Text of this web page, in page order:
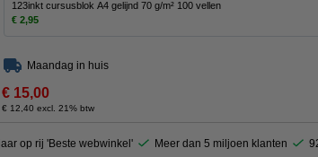
123inkt cursusblok A4 gelijnd 70 g/m² 100 vellen
€ 2,95
Maandag in huis
€ 15,00
€ 12,40 excl. 21% btw
op rij 'Beste webwinkel' Meer dan 5 miljoen klanten